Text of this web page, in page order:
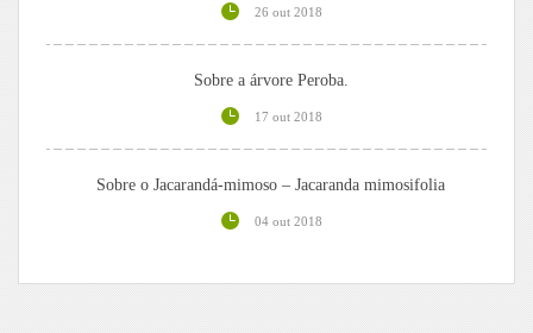
26 out 2018
Sobre a árvore Peroba.
17 out 2018
Sobre o Jacarandá-mimoso – Jacaranda mimosifolia
04 out 2018